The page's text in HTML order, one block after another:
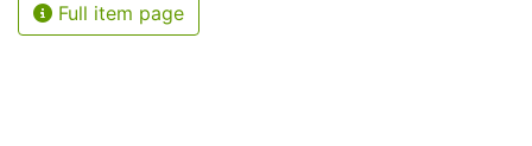
Full item page